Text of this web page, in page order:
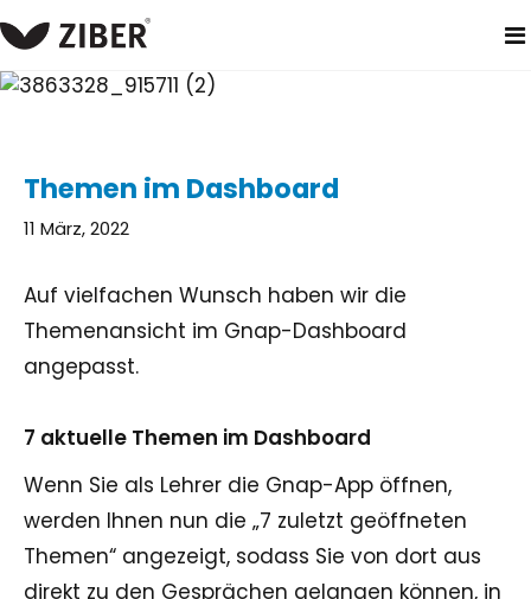
heim neuigkeiten themen im dashboard
Themen im Dashboard
11 März, 2022
Auf vielfachen Wunsch haben wir die
Themenansicht im Gnap-Dashboard
angepasst.
7 aktuelle Themen im Dashboard
Wenn Sie als Lehrer die Gnap-App öffnen,
werden Ihnen nun die „7 zuletzt geöffneten
Themen“ angezeigt, sodass Sie von dort aus
direkt zu den Gesprächen gelangen können, in